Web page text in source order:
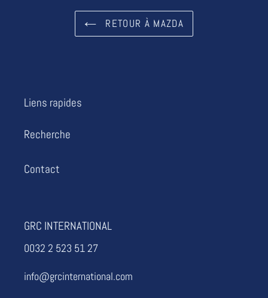
RETOUR À MAZDA
Liens rapides
Recherche
Contact
GRC INTERNATIONAL
0032 2 523 51 27
info@grcinternational.com